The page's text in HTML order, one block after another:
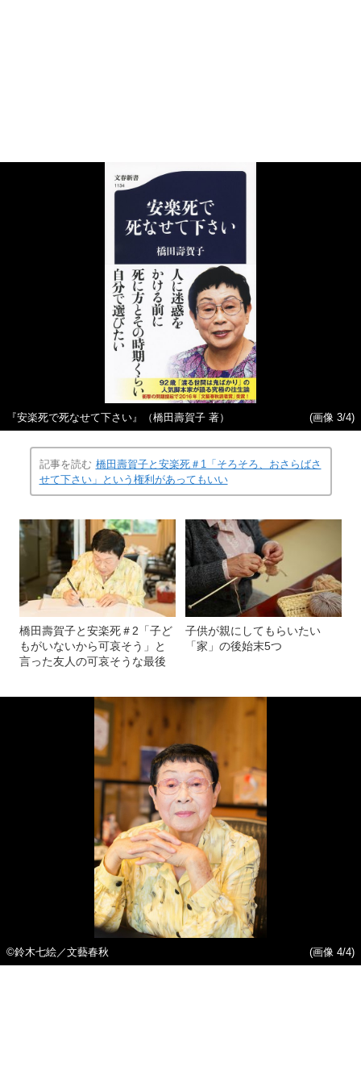
『安楽死で死なせて下さい』（橋田壽賀子 著） (画像 3/4)
記事を読む 橋田壽賀子と安楽死＃1「そろそろ、おさらばさ
せて下さい」という権利があってもいい
橋田壽賀子と安楽死＃2「子ど
もがいないから可哀そう」と
言った友人の可哀そうな最後
子供が親にしてもらいたい
「家」の後始末5つ
©鈴木七絵／文藝春秋 (画像 4/4)